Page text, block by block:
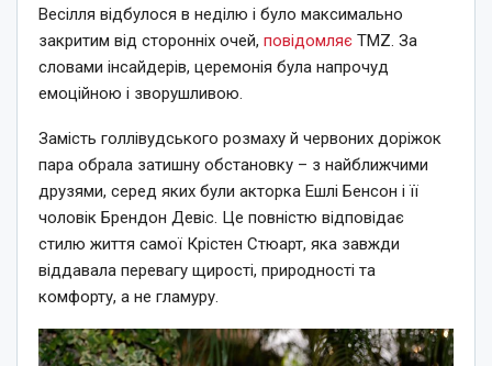
Весілля відбулося в неділю і було максимально
закритим від сторонніх очей, повідомляє TMZ. За
словами інсайдерів, церемонія була напрочуд
емоційною і зворушливою.
Замість голлівудського розмаху й червоних доріжок
пара обрала затишну обстановку – з найближчими
друзями, серед яких були акторка Ешлі Бенсон і її
чоловік Брендон Девіс. Це повністю відповідає
стилю життя самої Крістен Стюарт, яка завжди
віддавала перевагу щирості, природності та
комфорту, а не гламуру.